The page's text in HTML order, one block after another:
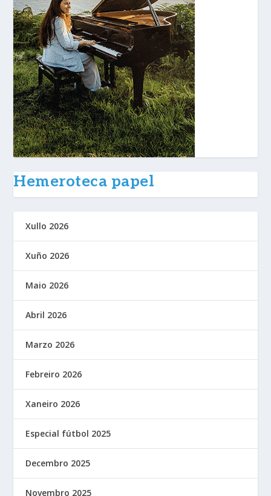
Hemeroteca papel
Xullo 2026
Xuño 2026
Maio 2026
Abril 2026
Marzo 2026
Febreiro 2026
Xaneiro 2026
Especial fútbol 2025
Decembro 2025
Novembro 2025